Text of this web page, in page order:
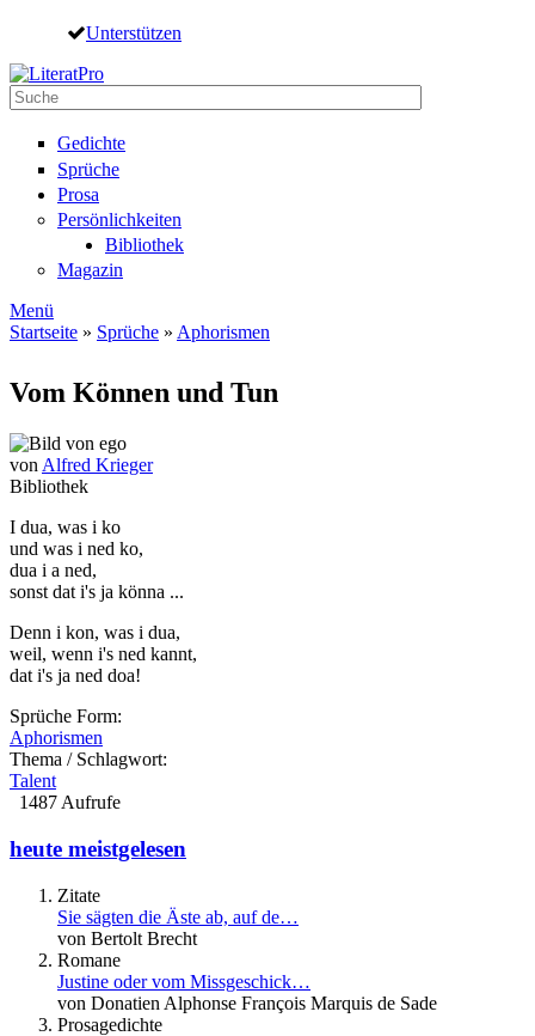
Direkt zum Inhalt
Unterstützen
Suche
Gedichte
Sprüche
Prosa
Persönlichkeiten
Bibliothek
Magazin
Menü
Startseite » Sprüche » Aphorismen
Vom Können und Tun
von Alfred Krieger
Bibliothek
I dua, was i ko
und was i ned ko,
dua i a ned,
sonst dat i's ja könna ...
Denn i kon, was i dua,
weil, wenn i's ned kannt,
dat i's ja ned doa!
Sprüche Form:
Aphorismen
Thema / Schlagwort:
Talent
1487 Aufrufe
heute meistgelesen
Zitate
Sie sägten die Äste ab, auf de…
von Bertolt Brecht
Romane
Justine oder vom Missgeschick…
von Donatien Alphonse François Marquis de Sade
Prosagedichte